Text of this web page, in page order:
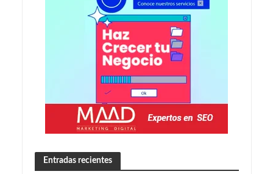
Entradas recientes